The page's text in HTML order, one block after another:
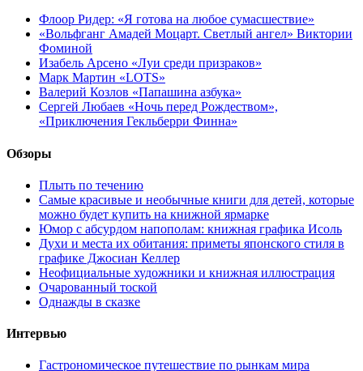
Флоор Ридер: «Я готова на любое сумасшествие»
«Вольфганг Амадей Моцарт. Светлый ангел» Виктории
Фоминой
Изабель Арсено «Луи среди призраков»
Марк Мартин «LOTS»
Валерий Козлов «Папашина азбука»
Сергей Любаев «Ночь перед Рождеством»,
«Приключения Гекльберри Финна»
Обзоры
Плыть по течению
Самые красивые и необычные книги для детей, которые
можно будет купить на книжной ярмарке
Юмор с абсурдом напополам: книжная графика Исоль
Духи и места их обитания: приметы японского стиля в
графике Джосиан Келлер
Неофициальные художники и книжная иллюстрация
Очарованный тоской
Однажды в сказке
Интервью
Гастрономическое путешествие по рынкам мира